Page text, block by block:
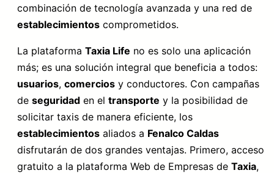
combinación de tecnología avanzada y una red de
establecimientos comprometidos.
La plataforma Taxia Life no es solo una aplicación
más; es una solución integral que beneficia a todos:
usuarios, comercios y conductores. Con campañas
de seguridad en el transporte y la posibilidad de
solicitar taxis de manera eficiente, los
establecimientos aliados a Fenalco Caldas
disfrutarán de dos grandes ventajas. Primero, acceso
gratuito a la plataforma Web de Empresas de Taxia,